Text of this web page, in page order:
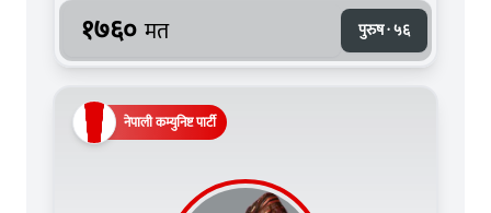
१७६० मत पुरुष · ५६
नेपाली कम्युनिष्ट पार्टी